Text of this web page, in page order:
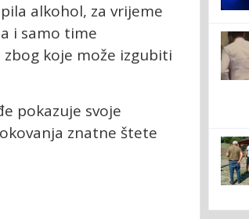
alkohol, za vrijeme
i samo time
koje može izgubiti
pokazuje svoje
znatne štete